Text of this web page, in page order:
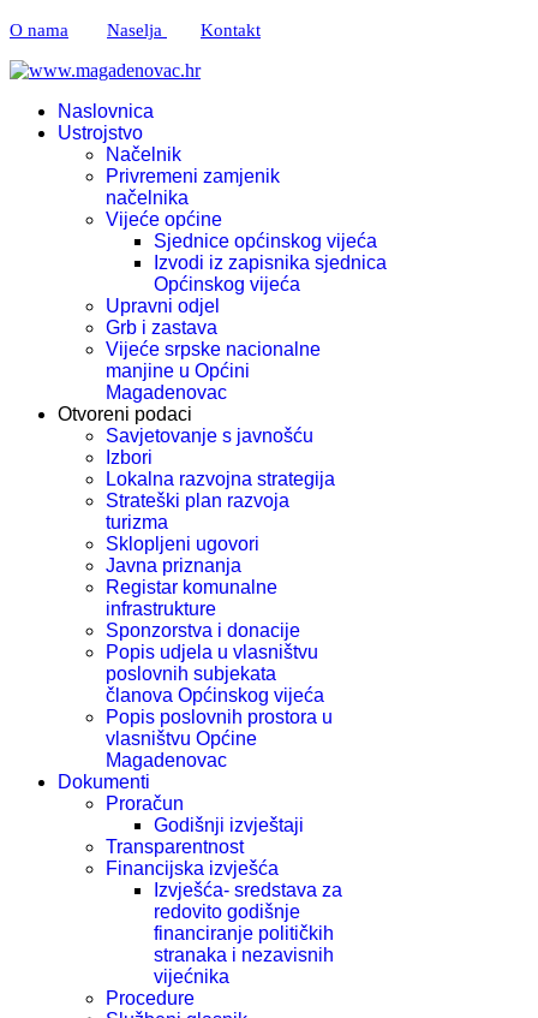
O nama Naselja Kontakt
Naslovnica
Ustrojstvo
Načelnik
Privremeni zamjenik
načelnika
Vijeće općine
Sjednice općinskog vijeća
Izvodi iz zapisnika sjednica
Općinskog vijeća
Upravni odjel
Grb i zastava
Vijeće srpske nacionalne
manjine u Općini
Magadenovac
Otvoreni podaci
Savjetovanje s javnošću
Izbori
Lokalna razvojna strategija
Strateški plan razvoja
turizma
Sklopljeni ugovori
Javna priznanja
Registar komunalne
infrastrukture
Sponzorstva i donacije
Popis udjela u vlasništvu
poslovnih subjekata
članova Općinskog vijeća
Popis poslovnih prostora u
vlasništvu Općine
Magadenovac
Dokumenti
Proračun
Godišnji izvještaji
Transparentnost
Financijska izvješća
Izvješća- sredstava za
redovito godišnje
financiranje političkih
stranaka i nezavisnih
vijećnika
Procedure